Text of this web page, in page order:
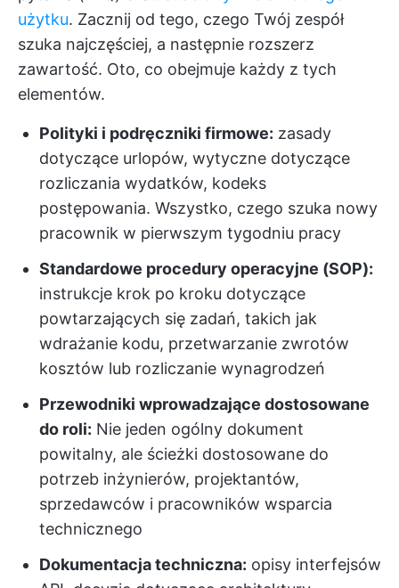
użytku. Zacznij od tego, czego Twój zespół
szuka najczęściej, a następnie rozszerz
zawartość. Oto, co obejmuje każdy z tych
elementów.
Polityki i podręczniki firmowe: zasady
dotyczące urlopów, wytyczne dotyczące
rozliczania wydatków, kodeks
postępowania. Wszystko, czego szuka nowy
pracownik w pierwszym tygodniu pracy
Standardowe procedury operacyjne (SOP):
instrukcje krok po kroku dotyczące
powtarzających się zadań, takich jak
wdrażanie kodu, przetwarzanie zwrotów
kosztów lub rozliczanie wynagrodzeń
Przewodniki wprowadzające dostosowane
do roli: Nie jeden ogólny dokument
powitalny, ale ścieżki dostosowane do
potrzeb inżynierów, projektantów,
sprzedawców i pracowników wsparcia
technicznego
Dokumentacja techniczna: opisy interfejsów